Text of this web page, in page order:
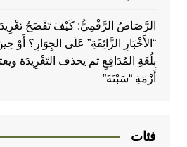
الرَّصَاصُ الرَّقْمِيُّ: كَيْفَ تَفْضَحُ
“الأَخْبَارِ الزَّائِفَةِ” عَلَى الجِوَارِ؟ أَوْ
بِلُغَةِ المُدَافِعِ ثم يحذف التَغْرِيدَة
أَزْمَةِ “سَبْتَةَ”
فئات